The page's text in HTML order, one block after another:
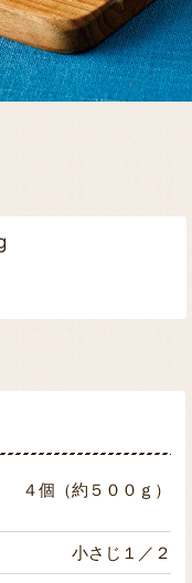
４個（約５００ｇ）
小さじ１／２